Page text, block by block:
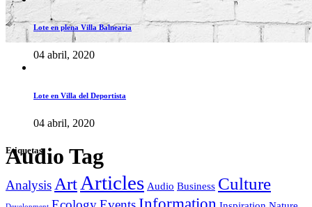
Audio Tag
Lote en plena Villa Balnearia
04 abril, 2020
Lote en Villa del Deportista
04 abril, 2020
Etiquetas
Analysis Art Articles Audio Business Culture